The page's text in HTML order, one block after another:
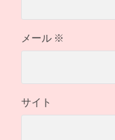
メール ※
サイト